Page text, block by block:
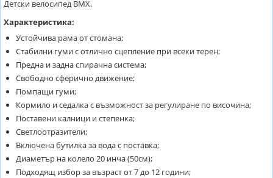
Детски велосипед BMX.
Характеристика:
Устойчива рама от стомана;
Стабилни гуми с отлично сцепление при всеки терен;
Предна и задна спирачна система;
Свободно сферично движение;
Помпащи гуми;
Кормило и седалка с възможност за регулиране по височина;
Поставени калници и степенка;
Светлоотразители;
Включена бутилка за вода с поставка;
Диаметър на колело 20 инча (50см);
Подходящ избор за възраст от 7 до 12 години;